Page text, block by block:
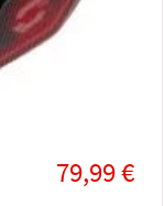
79,99 €